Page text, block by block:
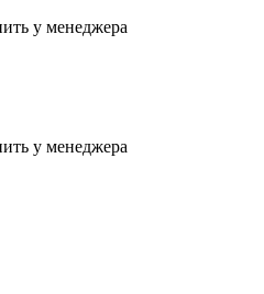
у менеджера
у менеджера